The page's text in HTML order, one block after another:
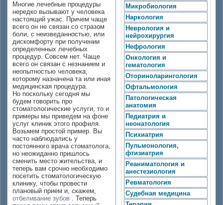
Многие лечебные процедуры
нередко вызывают у человека
настоящий ужас. Причем чаще
всего он не связан со стразом
боли, с неизведанностью, или
дискомфорту при получении
определенных лечебных
процедур. Совсем нет. Чаще
всего он связан с незнанием и
неопытностью человека,
которому назначена та или иная
медицинская процедура.
Но поскольку сегодня мы
будем говорить про
стоматологические услуги, то и
примеры мы приведем на фоне
услуг клиник этого профиля.
Возьмем простой пример. Вы
часто наблюдались у
постоянного врача стоматолога,
но неожиданно пришлось
сменить место жительства, и
теперь вам срочно необходимо
посетить стоматологическую
клинику, чтобы провести
плановый прием и, скажем,
отбеливание зубов . Теперь
Микробиология
Наркология
Неврология и
нейрохирургия
Нефрология
Онкология и
гематология
Оториноларингология
Офтальмология
Патологическая
анатомия
Педиатрия и
неонатология
Психиатрия
Пульмонология,
фтизиатрия
Реаниматология и
анестезиология
Ревматология
Судебная медицина